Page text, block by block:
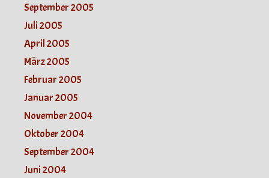
September 2005
Juli 2005
April 2005
März 2005
Februar 2005
Januar 2005
November 2004
Oktober 2004
September 2004
Juni 2004